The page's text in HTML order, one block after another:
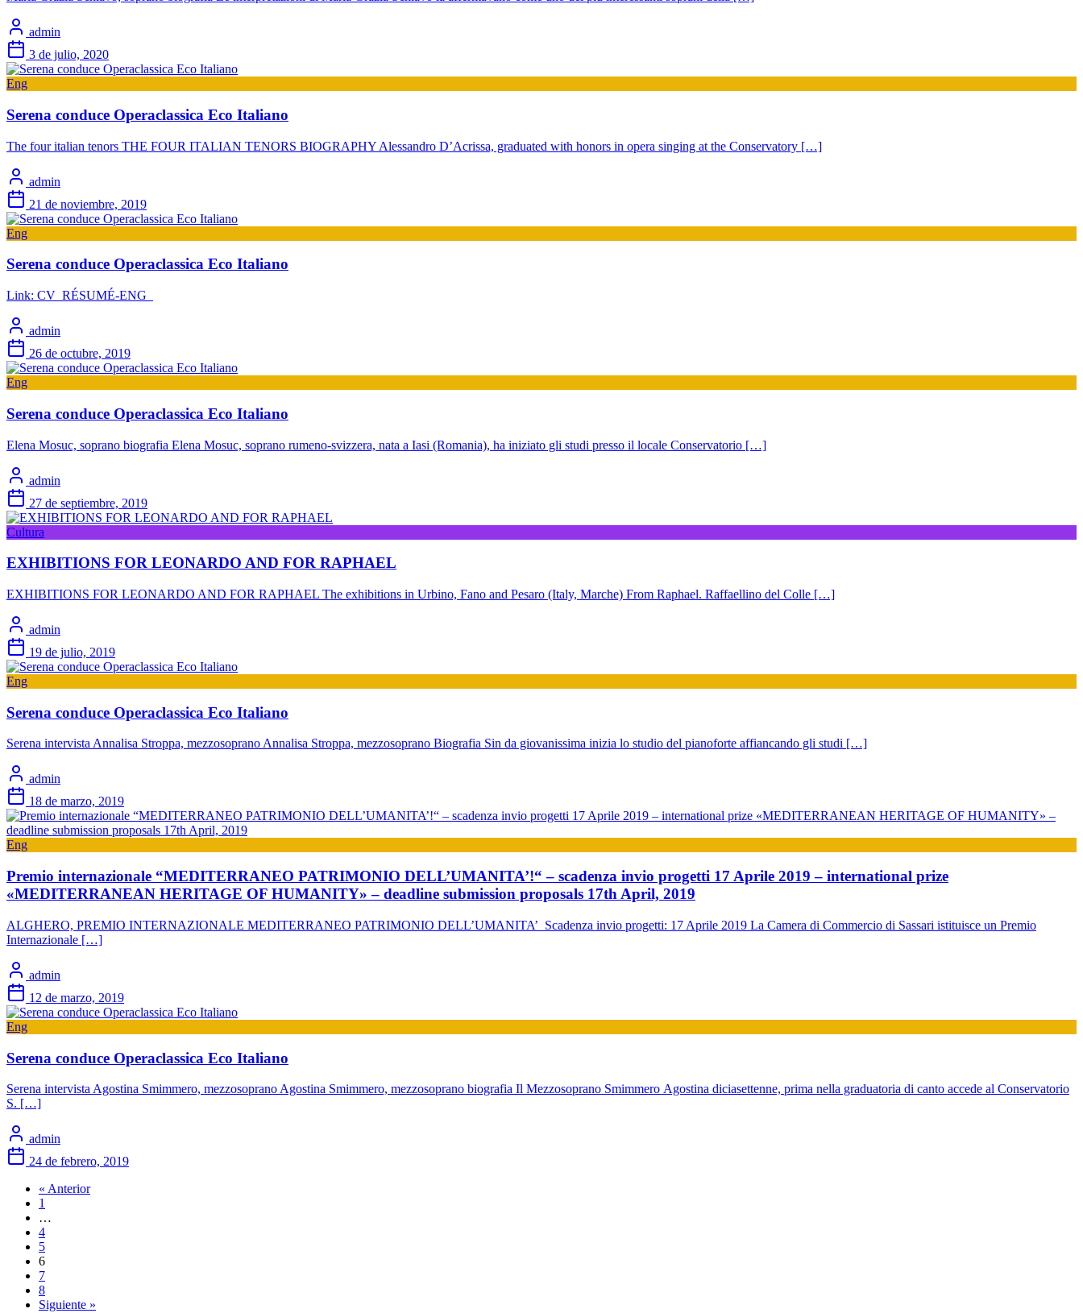
admin
3 de julio, 2020
Eng
Serena conduce Operaclassica Eco Italiano
The four italian tenors THE FOUR ITALIAN TENORS BIOGRAPHY Alessandro D’Acrissa, graduated with honors in opera singing at the Conservatory […]
admin
21 de noviembre, 2019
Eng
Serena conduce Operaclassica Eco Italiano
Link: CV_RÉSUMÉ-ENG
admin
26 de octubre, 2019
Eng
Serena conduce Operaclassica Eco Italiano
Elena Mosuc, soprano biografia Elena Mosuc, soprano rumeno-svizzera, nata a Iasi (Romania), ha iniziato gli studi presso il locale Conservatorio […]
admin
27 de septiembre, 2019
Cultura
EXHIBITIONS FOR LEONARDO AND FOR RAPHAEL
EXHIBITIONS FOR LEONARDO AND FOR RAPHAEL The exhibitions in Urbino, Fano and Pesaro (Italy, Marche) From Raphael. Raffaellino del Colle […]
admin
19 de julio, 2019
Eng
Serena conduce Operaclassica Eco Italiano
Serena intervista Annalisa Stroppa, mezzosoprano Annalisa Stroppa, mezzosoprano Biografia Sin da giovanissima inizia lo studio del pianoforte affiancando gli studi […]
admin
18 de marzo, 2019
Eng
Premio internazionale “MEDITERRANEO PATRIMONIO DELL’UMANITA’!“ – scadenza invio progetti 17 Aprile 2019 – international prize
«MEDITERRANEAN HERITAGE OF HUMANITY» – deadline submission proposals 17th April, 2019
ALGHERO, PREMIO INTERNAZIONALE MEDITERRANEO PATRIMONIO DELL’UMANITA’ Scadenza invio progetti: 17 Aprile 2019 La Camera di Commercio di Sassari istituisce un Premio
Internazionale […]
admin
12 de marzo, 2019
Eng
Serena conduce Operaclassica Eco Italiano
Serena intervista Agostina Smimmero, mezzosoprano Agostina Smimmero, mezzosoprano biografia Il Mezzosoprano Smimmero Agostina diciasettenne, prima nella graduatoria di canto accede al Conservatorio
S. […]
admin
24 de febrero, 2019
« Anterior
1
…
4
5
6
7
8
Siguiente »